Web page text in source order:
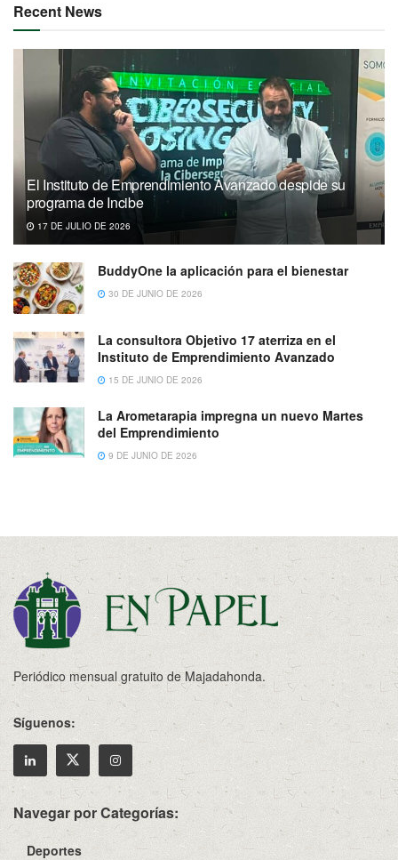
Recent News
El Instituto de Emprendimiento Avanzado despide su
programa de Incibe
17 DE JULIO DE 2026
BuddyOne la aplicación para el bienestar
30 DE JUNIO DE 2026
La consultora Objetivo 17 aterriza en el
Instituto de Emprendimiento Avanzado
15 DE JUNIO DE 2026
La Arometarapia impregna un nuevo Martes
del Emprendimiento
9 DE JUNIO DE 2026
Periódico mensual gratuito de Majadahonda.
Síguenos:
Navegar por Categorías:
Deportes